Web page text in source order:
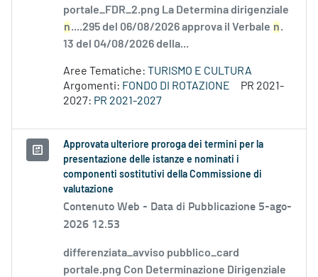
portale_FDR_2.png La Determina dirigenziale
n....295 del 06/08/2026 approva il Verbale n.
13 del 04/08/2026 della...
Aree Tematiche: TURISMO E CULTURA
Argomenti: FONDO DI ROTAZIONE
PR 2021-
2027: PR 2021-2027
Approvata ulteriore proroga dei termini per la
presentazione delle istanze e nominati i
componenti sostitutivi della Commissione di
valutazione
Contenuto Web - Data di Pubblicazione 5-ago-
2026 12.53
differenziata_avviso pubblico_card
portale.png Con Determinazione Dirigenziale